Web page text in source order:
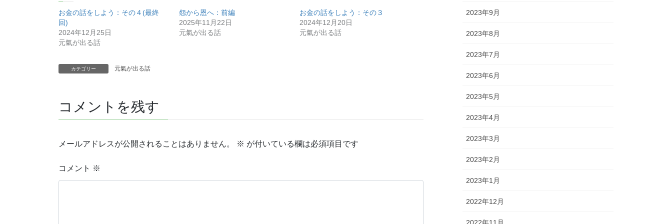
お金の話をしよう：その４(最終
回)
2024年12月25日
元氣が出る話
怨から恩へ：前編
2025年11月22日
元氣が出る話
お金の話をしよう：その３
2024年12月20日
元氣が出る話
カテゴリー 元氣が出る話
コメントを残す
メールアドレスが公開されることはありません。 ※ が付いている欄は必須項目です
コメント ※
2023年9月
2023年8月
2023年7月
2023年6月
2023年5月
2023年4月
2023年3月
2023年2月
2023年1月
2022年12月